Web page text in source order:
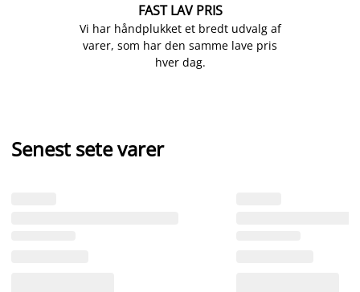
FAST LAV PRIS
Vi har håndplukket et bredt udvalg af
varer, som har den samme lave pris
hver dag.
Senest sete varer